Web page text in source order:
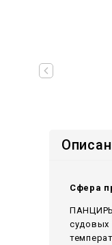
Сфера
ПАНЦИРЬ
судовых